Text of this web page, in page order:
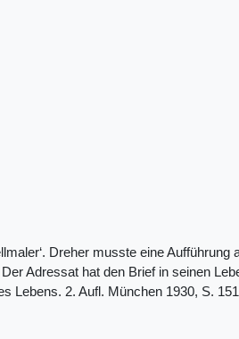
Dreher musste eine Aufführung
Adressat hat den Brief in seinen
Lebens. 2. Aufl. München 1930, S.